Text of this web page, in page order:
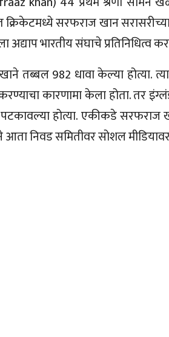
सरफराज खान
भारतीय संघाचे प्रतिनिधित्व
तब्बल 982 धावा केल्या होत्या.
कारणामा केला होता. तर
होत्या. एकीकडे सरफराज
आता निवड समितीवर सोशल